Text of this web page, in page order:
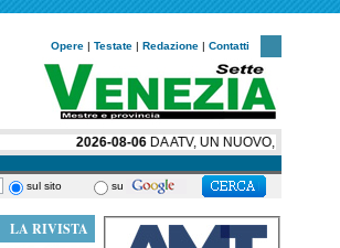
Opere | Testate | Redazione | Contatti
2026-08-06DA ATV, UN NUOVO,
sul sito su
LA RIVISTA